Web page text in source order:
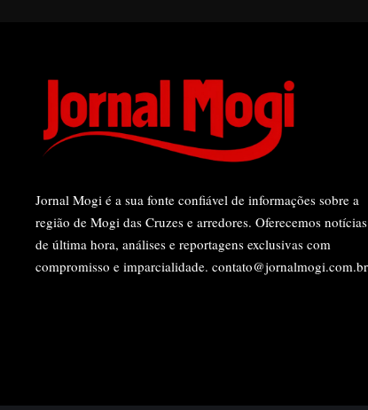
Jornal Mogi é a sua fonte confiável de informações sobre a
região de Mogi das Cruzes e arredores. Oferecemos notícias
de última hora, análises e reportagens exclusivas com
compromisso e imparcialidade. contato@jornalmogi.com.br